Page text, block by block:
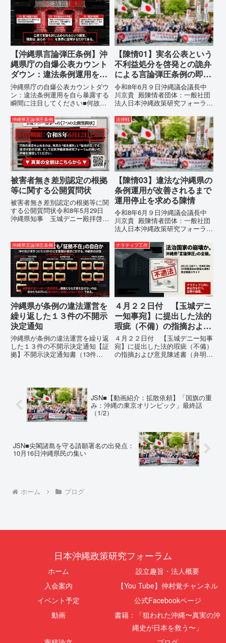
定、PFAS（有機フッ素化合物）
問題、米軍基地、伝統文化（...
う根拠のない違法運用の指摘と条
例運用の停止を求める陳情...
【沖縄県言論弾圧条例】沖
縄県庁の自爆公表カウント
ダウン：違法条例運用を自
ら暴露する瞬間に注目して
ください
沖縄県庁の自爆公表カウントダウ
ン：違法条例運用を自ら暴露する
瞬間に注目してください■何故、
テルを貼りたい本当の理由「なぜ
沖縄県庁は、法を無視してまで私
を封じ込めようとするのか。」そ
の理由は明確です。県政が統治
の...
【陳情01】実名公表という
不利益処分を啓発との詭弁
による言論弾圧条例の即時
運用停止を求める陳情
令和8年6月９日沖縄議会議長中
川京貴 殿陳情者団体：一般社団
法人日本沖縄政策研究フォーラム
所：沖縄県那覇市電 話：
080- 実名公表という不利益処分
を啓発との詭弁による言論弾圧条
例の即時運用停止を求める陳情
1...
沖縄県言論弾圧条例
被害者無き差別認定の根拠
等に関する公開質問状
被害者無き差別認定の根拠等に関
する公開質問状令和8年5月29日
沖縄県知事 玉城デニー殿拝啓貴
ます。私は、適正な意見陳述（弁
明）を行うにあたり、沖縄県行政
手続条例第28条で定められた...
法律戦
【陳情03】違法な沖縄県の
条例運用が改善されるまで
運用停止を求める陳情
令和8年6月９日沖縄議会議長中
川京貴 殿陳情者団体：一般社団
法人日本沖縄政策研究フォーラム
所：沖縄県那覇市電 話：080-違
法な沖縄県の条例運用が改善され
るまで運用停止を求める陳情陳情
の趣旨沖縄県は、「沖縄県...
沖縄県言論弾圧条例
沖縄県が条例の違法運営を
繰り返した１３件の不開示
決定通知
沖縄県が条例の違法運営を繰り返
した１３件の不開示決定通知【証
拠】不開示決定通知書（13件）
拒否を突きつけました。これは、
彼らが行政手続きの正当性を失
っ...
ナラティブ工作
４月２２日付 【玉城デニ
ー知事宛】に提出した法的
瑕疵（不備）の指摘および
意見陳述書（弁明書）提出
の留保の通告
４月２２日付 【玉城デニー知事
宛】に提出した法的瑕疵（不備）
の指摘および意見陳述書（弁明
この時は、違法を認めて軌道修正
す...
JSN■【動画紹介：拡散依頼】「国旗の重
み：沖縄の東京オリンピック」最終話
（1/2）
JSN■尖閣諸島を守る請願署名の出発点：
10月16日沖縄県民の集い
ホーム ブログ
日本沖縄政策研究フォーラム
ホーム
設立趣旨・法人概要
入会案内
【You Tube】仲村覚チャンネル
イベント予定
公式Facebookページ
動画
書籍：「狙われた沖縄〜真実の沖
縄史が日本を救う〜」